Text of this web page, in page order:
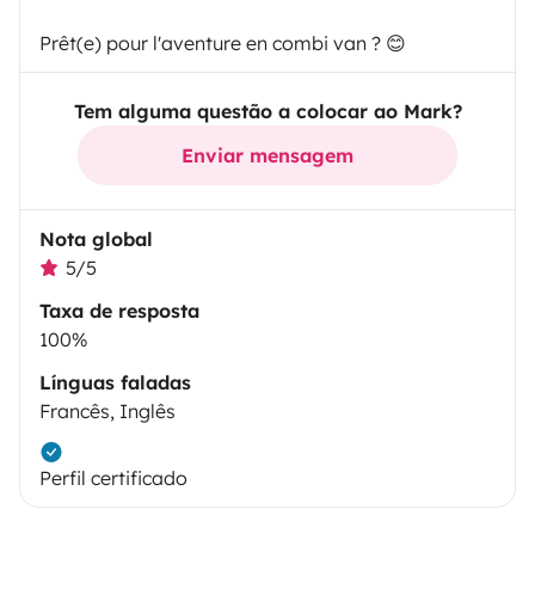
Prêt(e) pour l'aventure en combi van ? 😊
Tem alguma questão a colocar ao Mark?
Enviar mensagem
Nota global
5/5
Taxa de resposta
100%
Línguas faladas
Francês, Inglês
Perfil certificado